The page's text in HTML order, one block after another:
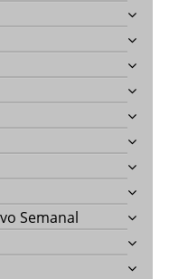
Semanal